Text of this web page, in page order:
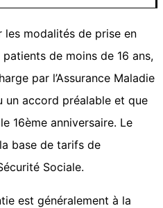
modalités de prise en
de moins de 16 ans,
par l’Assurance Maladie
un accord préalable et que
16ème anniversaire. Le
base de tarifs de
Sociale.
est généralement à la